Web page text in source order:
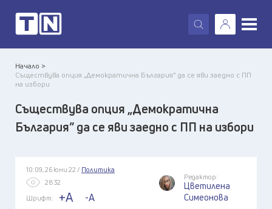
X
Начало >
Съществува опция „Демократична България” да се яви заедно с ПП
на избори
Съществува опция „Демократична
България” да се яви заедно с ПП на избори
10:09, 26 юни 22 / Политика
2832
Шрифт:
+A -A
Редактор:
Цветилена
Симеонова